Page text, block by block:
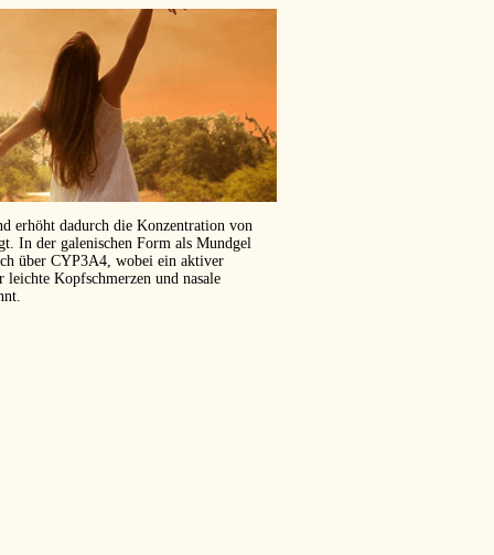
erhöht dadurch die Konzentration von
In der galenischen Form als Mundgel
über CYP3A4, wobei ein aktiver
Kopfschmerzen und nasale